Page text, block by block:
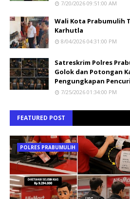
7/20/2026 09:51:00 AM
Wali Kota Prabumulih
Karhutla
8/04/2026 04:31:00 PM
Satreskrim Polres
Golok dan Potongan
Pengungkapan
7/25/2026 01:34:00 PM
FEATURED POST
POLRES PRABUMULIH